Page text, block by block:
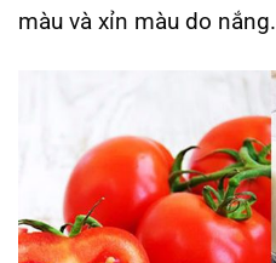
màu và xỉn màu do nắng.